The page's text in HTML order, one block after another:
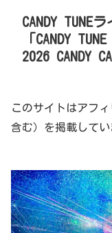
CANDY TUNE
「CANDY
2026 CANDY
このサイトはアフィ
含む）を掲載してい